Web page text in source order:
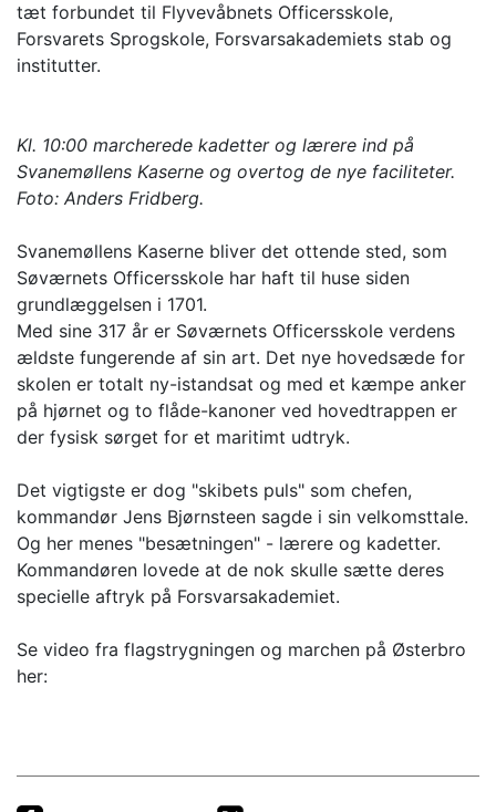
tæt forbundet til Flyvevåbnets Officersskole,
Forsvarets Sprogskole, Forsvarsakademiets stab og
institutter.
Kl. 10:00 marcherede kadetter og lærere ind på
Svanemøllens Kaserne og overtog de nye faciliteter.
Foto: Anders Fridberg.
Svanemøllens Kaserne bliver det ottende sted, som
Søværnets Officersskole har haft til huse siden
grundlæggelsen i 1701.
Med sine 317 år er Søværnets Officersskole verdens
ældste fungerende af sin art. Det nye hovedsæde for
skolen er totalt ny-istandsat og med et kæmpe anker
på hjørnet og to flåde-kanoner ved hovedtrappen er
der fysisk sørget for et maritimt udtryk.
Det vigtigste er dog "skibets puls" som chefen,
kommandør Jens Bjørnsteen sagde i sin velkomsttale.
Og her menes "besætningen" - lærere og kadetter.
Kommandøren lovede at de nok skulle sætte deres
specielle aftryk på Forsvarsakademiet.
Se video fra flagstrygningen og marchen på Østerbro
her: